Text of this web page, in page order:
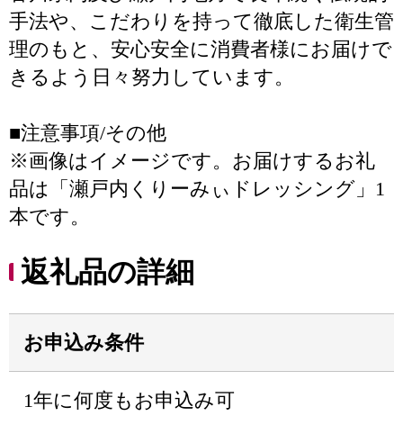
手法や、こだわりを持って徹底した衛生管
理のもと、安心安全に消費者様にお届けで
きるよう日々努力しています。
■注意事項/その他
※画像はイメージです。お届けするお礼
品は「瀬戸内くりーみぃドレッシング」1
本です。
返礼品の詳細
お申込み条件
1年に何度もお申込み可